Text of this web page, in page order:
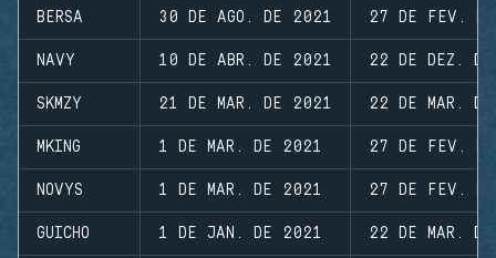
BERSA 30 DE AGO. DE 2021 27 DE FEV.
NAVY 10 DE ABR. DE 2021 22 DE DEZ.
SKMZY 21 DE MAR. DE 2021 22 DE MAR.
MKING 1 DE MAR. DE 2021 27 DE FEV.
NOVYS 1 DE MAR. DE 2021 27 DE FEV.
GUICHO 1 DE JAN. DE 2021 22 DE MAR.